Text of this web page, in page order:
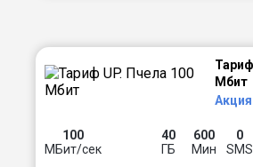
Мбит
Акция
100
МБит/сек
40
ГБ
600
Мин
0
SMS